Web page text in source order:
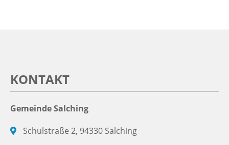
KONTAKT
Gemeinde Salching
Schulstraße 2, 94330 Salching